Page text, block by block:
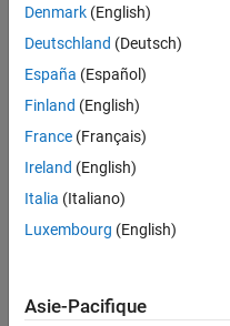
Student
Home
License Term
License Term
Perpetual
Denmark (English)
Deutschland (Deutsch)
España (Español)
Finland (English)
France (Français)
Ireland (English)
Italia (Italiano)
Luxembourg (English)
Asie-Pacifique